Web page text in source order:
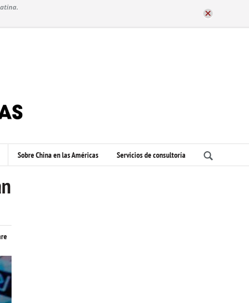
Sobre China en las Américas Servicios de consultoría